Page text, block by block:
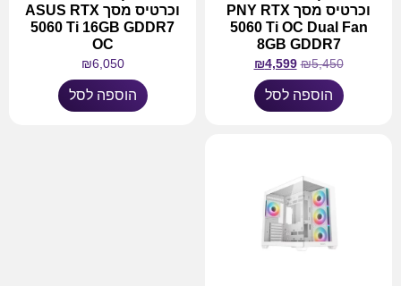
וכרטיס מסך PNY RTX
5060 Ti OC Dual Fan
8GB GDDR7
₪5,450
₪4,599
הוספה לסל
וכרטיס מסך ASUS RTX
5060 Ti 16GB GDDR7
OC
₪6,050
הוספה לסל